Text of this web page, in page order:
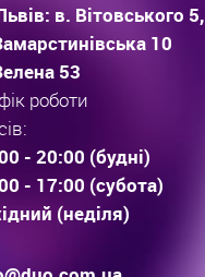
в. Вітовського 5,
10
53
роботи
- 20:00 (будні)
- 17:00 (субота)
(неділя)